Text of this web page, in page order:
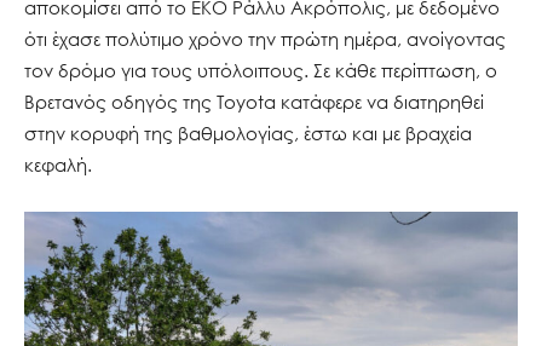
αποκομίσει από το ΕΚΟ Ράλλυ Ακρόπολις, με δεδομένο
ότι έχασε πολύτιμο χρόνο την πρώτη ημέρα, ανοίγοντας
τον δρόμο για τους υπόλοιπους. Σε κάθε περίπτωση, ο
Βρετανός οδηγός της Toyota κατάφερε να διατηρηθεί
στην κορυφή της βαθμολογίας, έστω και με βραχεία
κεφαλή.